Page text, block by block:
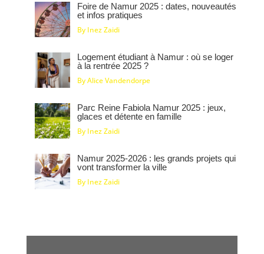
Foire de Namur 2025 : dates, nouveautés
et infos pratiques
By Inez Zaidi
Logement étudiant à Namur : où se loger
à la rentrée 2025 ?
By Alice Vandendorpe
Parc Reine Fabiola Namur 2025 : jeux,
glaces et détente en famille
By Inez Zaidi
Namur 2025‑2026 : les grands projets qui
vont transformer la ville
By Inez Zaidi